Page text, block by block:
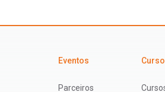
Eventos
Parceiros